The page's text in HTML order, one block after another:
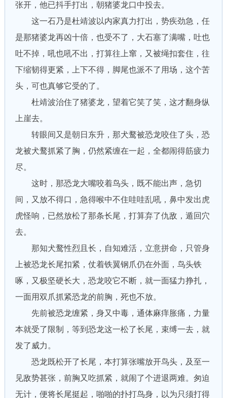
张开，他已抖手打出，朝猪婆龙口中投去。
这一石乃是杜靖波以内家真力打出，势疾劲急，任
是那猪婆龙再凶十倍，也受不了，大石塞了满嘴，吐也
吐不掉，吼也吼不出，打算往上窜，又被绳扣套住，往
下缩韧得更紧，上下不得，脚尾也派不了用场，这个苦
头，可也真够它受的了。
杜靖波治住了猪婆龙，望着它笑了笑，这才翻身纵
上崖去。
转眼间又是朝日东升，那犬鹜被恐龙咬住了头，恐
龙被犬鹜抓紧了胸，仍然紧缠在一起，全都闹得筋疲力
尽。
这时，那恐龙大嘴咬着鸟头，既不能出声，急切
间，又放不得口，急得喉中不住哇哇乱吼，鼻中发出虎
虎怪响，已然放松了那条长尾，打算弃了仇敌，遁回穴
去。
那知犬鹜性烈且长，自知难活，立意拼命，只管身
上被恐龙长尾扣紧，仗着铁翼钢爪仍在外面，鸟头铁
啄，又极坚硬长大，恐龙咬它不断，就一面猛力挣扎，
一面用双爪抓紧恐龙的前胸，死也不放。
先前被恐龙缠紧，身又中毒，通体麻痒胀痛，力量
本就受了限制，等到恐龙这一松了长尾，束缚一去，就
发了威力。
恐龙既松开了长尾，本打算张嘴放开鸟头，及至一
见敌势甚张，前胸又吃抓紧，就闹了个进退两难。匆迫
无计，便将长尾挺起，啪啪的扑打鸟身，以为只须打得